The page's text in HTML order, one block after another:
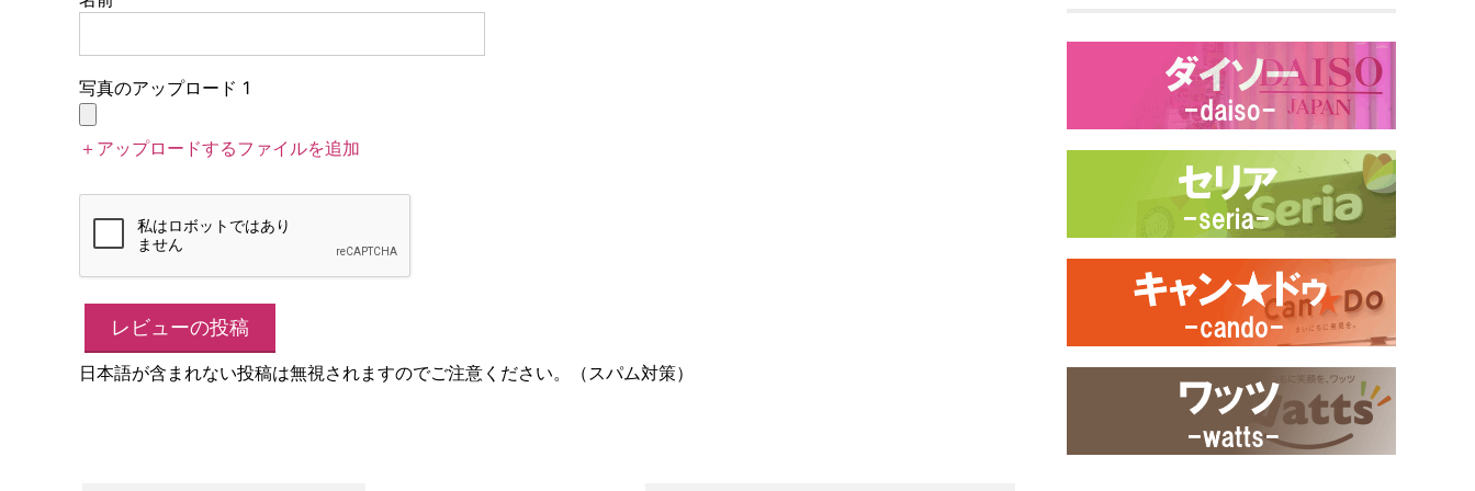
写真のアップロード 1
＋アップロードするファイルを追加
日本語が含まれない投稿は無視されますのでご注意ください。（スパム対策）